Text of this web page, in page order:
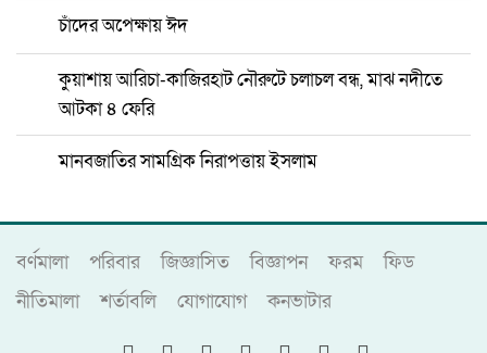
চাঁদের অপেক্ষায় ঈদ
কুয়াশায় আরিচা-কাজিরহাট নৌরুটে চলাচল বন্ধ, মাঝ নদীতে
আটকা ৪ ফেরি
মানবজাতির সামগ্রিক নিরাপত্তায় ইসলাম
বর্ণমালা পরিবার জিজ্ঞাসিত বিজ্ঞাপন ফরম
ফিড
নীতিমালা
শর্তাবলি যোগাযোগ কনভাটার